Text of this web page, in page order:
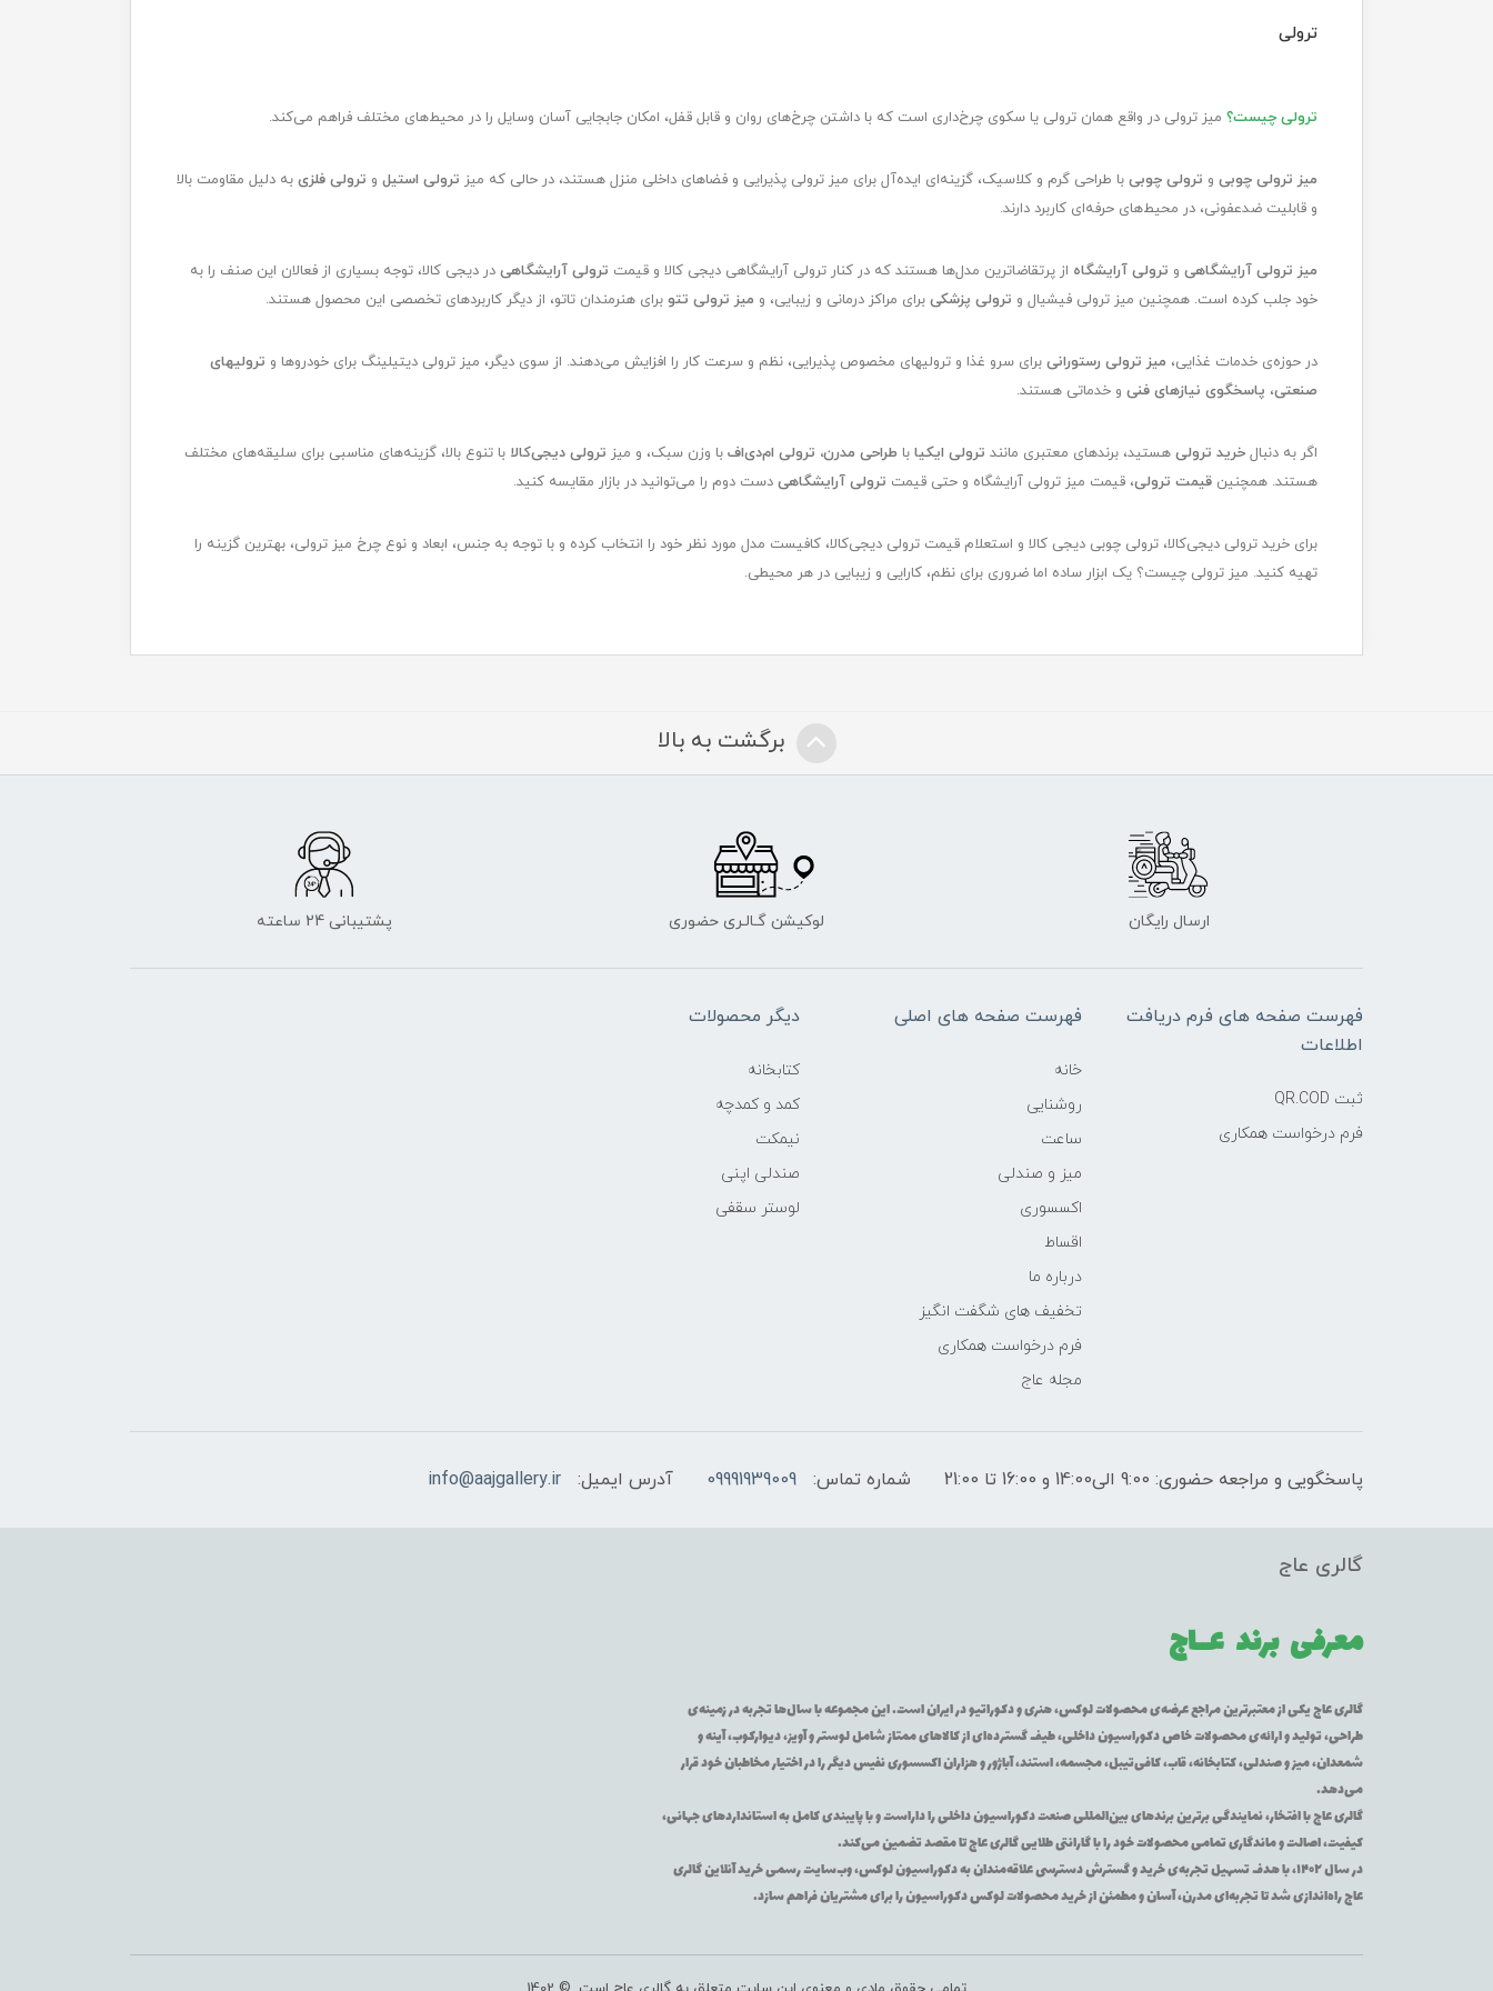
ترولی
ترولی چیست؟ میز ترولی در واقع همان ترولی یا سکوی چرخ‌داری است که با داشتن چرخ‌های روان و قابل قفل، امکان جابجایی آسان وسایل را در محیط‌های مختلف فراهم می‌کند.
میز ترولی چوبی و ترولی چوبی با طراحی گرم و کلاسیک، گزینه‌ای ایده‌آل برای میز ترولی پذیرایی و فضاهای داخلی منزل هستند، در حالی که میز ترولی استیل و ترولی فلزی به دلیل مقاومت بالا
و قابلیت ضدعفونی، در محیط‌های حرفه‌ای کاربرد دارند.
میز ترولی آرایشگاهی و ترولی آرایشگاه از پرتقاضاترین مدل‌ها هستند که در کنار ترولی آرایشگاهی دیجی کالا و قیمت ترولی آرایشگاهی در دیجی کالا، توجه بسیاری از فعالان این صنف را به
خود جلب کرده است. همچنین میز ترولی فیشیال و ترولی پزشکی برای مراکز درمانی و زیبایی، و میز ترولی تتو برای هنرمندان تاتو، از دیگر کاربردهای تخصصی این محصول هستند.
در حوزه‌ی خدمات غذایی، میز ترولی رستورانی برای سرو غذا و ترولیهای مخصوص پذیرایی، نظم و سرعت کار را افزایش می‌دهند. از سوی دیگر، میز ترولی دیتیلینگ برای خودروها و ترولیهای
صنعتی، پاسخگوی نیازهای فنی و خدماتی هستند.
اگر به دنبال خرید ترولی هستید، برندهای معتبری مانند ترولی ایکیا با طراحی مدرن، ترولی ام‌دی‌اف با وزن سبک، و میز ترولی دیجی‌کالا با تنوع بالا، گزینه‌های مناسبی برای سلیقه‌های مختلف
هستند. همچنین قیمت ترولی، قیمت میز ترولی آرایشگاه و حتی قیمت ترولی آرایشگاهی دست دوم را می‌توانید در بازار مقایسه کنید.
برای خرید ترولی دیجی‌کالا، ترولی چوبی دیجی کالا و استعلام قیمت ترولی دیجی‌کالا، کافیست مدل مورد نظر خود را انتخاب کرده و با توجه به جنس، ابعاد و نوع چرخ میز ترولی، بهترین گزینه را
تهیه کنید. میز ترولی چیست؟ یک ابزار ساده اما ضروری برای نظم، کارایی و زیبایی در هر محیطی.
برگشت به بالا
ارسال رایگان لوکیشن گـالـری حضوری پشتیبانی 24 ساعته
فهرست صفحه های فرم دریافت
اطلاعات
ثبت QR.COD
فرم درخواست همکاری
فهرست صفحه های اصلی
خانه
روشنایی
ساعت
میز و صندلی
اکسسوری
اقساط
درباره ما
تخفیف های شگفت انگیز
فرم درخواست همکاری
مجله عاج
دیگر محصولات
کتابخانه
کمد و کمدچه
نیمکت
صندلی اپنی
لوستر سقفی
پاسخگویی و مراجعه حضوری: 9:00 الی14:00 و 16:00 تا 21:00 شماره تماس: 09991939009 آدرس ایمیل: info@aajgallery.ir
گالری عاج
معرفی برند عــاج
گالری عاج یکی از معتبرترین مراجع عرضه‌ی محصولات لوکس، هنری و دکوراتیو در ایران است. این مجموعه با سال‌ها تجربه در زمینه‌ی
طراحی، تولید و ارائه‌ی محصولات خاص دکوراسیون داخلی، طیف گسترده‌ای از کالاهای ممتاز شامل لوستر و آویز، دیوارکوب، آینه و
شمعدان، میز و صندلی، کتابخانه، قاب، کافی‌تیبل، مجسمه، استند، آباژور و هزاران اکسسوری نفیس دیگر را در اختیار مخاطبان خود قرار
می‌دهد.
گالری عاج با افتخار، نمایندگی برترین برندهای بین‌المللی صنعت دکوراسیون داخلی را داراست و با پایبندی کامل به استانداردهای جهانی،
کیفیت، اصالت و ماندگاری تمامی محصولات خود را با گارانتی طلایی گالری عاج تا مقصد تضمین می‌کند.
در سال ۱۴۰۲، با هدف تسهیل تجربه‌ی خرید و گسترش دسترسی علاقه‌مندان به دکوراسیون لوکس، وب‌سایت رسمی خرید آنلاین گالری
عاج راه‌اندازی شد تا تجربه‌ای مدرن، آسان و مطمئن از خرید محصولات لوکس دکوراسیون را برای مشتریان فراهم سازد.